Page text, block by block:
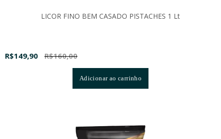
LICOR FINO BEM CASADO PISTACHES 1 Lt
R$160,00
R$149,90
Adicionar ao carrinho